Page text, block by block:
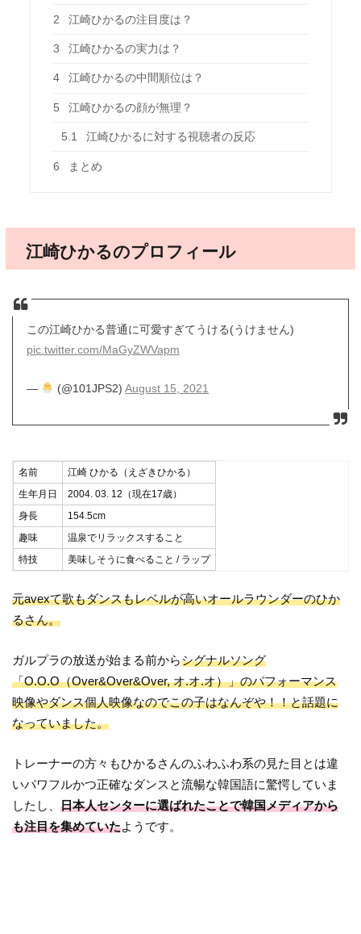
2 江崎ひかるの注目度は？
3 江崎ひかるの実力は？
4 江崎ひかるの中間順位は？
5 江崎ひかるの顔が無理？
5.1 江崎ひかるに対する視聴者の反応
6 まとめ
江崎ひかるのプロフィール
この江崎ひかる普通に可愛すぎてうける(うけません)
pic.twitter.com/MaGyZWVapm
— (@101JPS2)August 15, 2021
名前
江崎 ひかる（えざきひかる）
生年月日
2004. 03. 12（現在17歳）
身長
154.5cm
趣味
温泉でリラックスすること
特技
美味しそうに食べること / ラップ
元avexて歌もダンスもレベルが高いオールラウンダーのひか
るさん。
ガルプラの放送が始まる前からシグナルソング
「O.O.O（Over&Over&Over, オ.オ.オ）」のパフォーマンス
映像やダンス個人映像なのでこの子はなんぞや！！と話題に
なっていました。
トレーナーの方々もひかるさんのふわふわ系の見た目とは違
いパワフルかつ正確なダンスと流暢な韓国語に驚愕していま
したし、日本人センターに選ばれたことで韓国メディアから
も注目を集めていたようです。